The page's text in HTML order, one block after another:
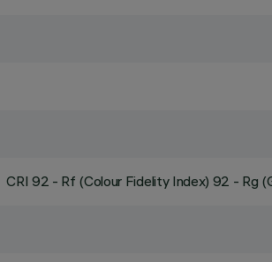
CRI 92 - Rf (Colour Fidelity Index) 92 - Rg